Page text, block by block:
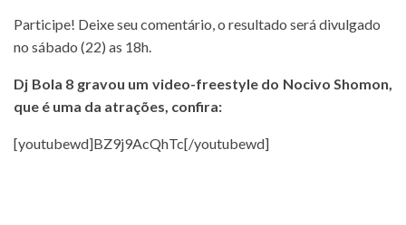
Participe! Deixe seu comentário, o resultado será divulgado
no sábado (22) as 18h.
Dj Bola 8 gravou um video-freestyle do Nocivo Shomon,
que é uma da atrações, confira:
[youtubewd]BZ9j9AcQhTc[/youtubewd]